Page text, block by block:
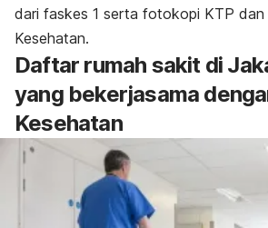
dari faskes 1 serta fotokopi KTP dan
Kesehatan.
Daftar rumah sakit di
yang bekerjasama
Kesehatan